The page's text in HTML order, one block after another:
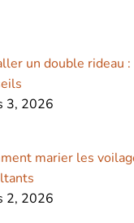
un double rideau
3, 2026
marier les
2, 2026